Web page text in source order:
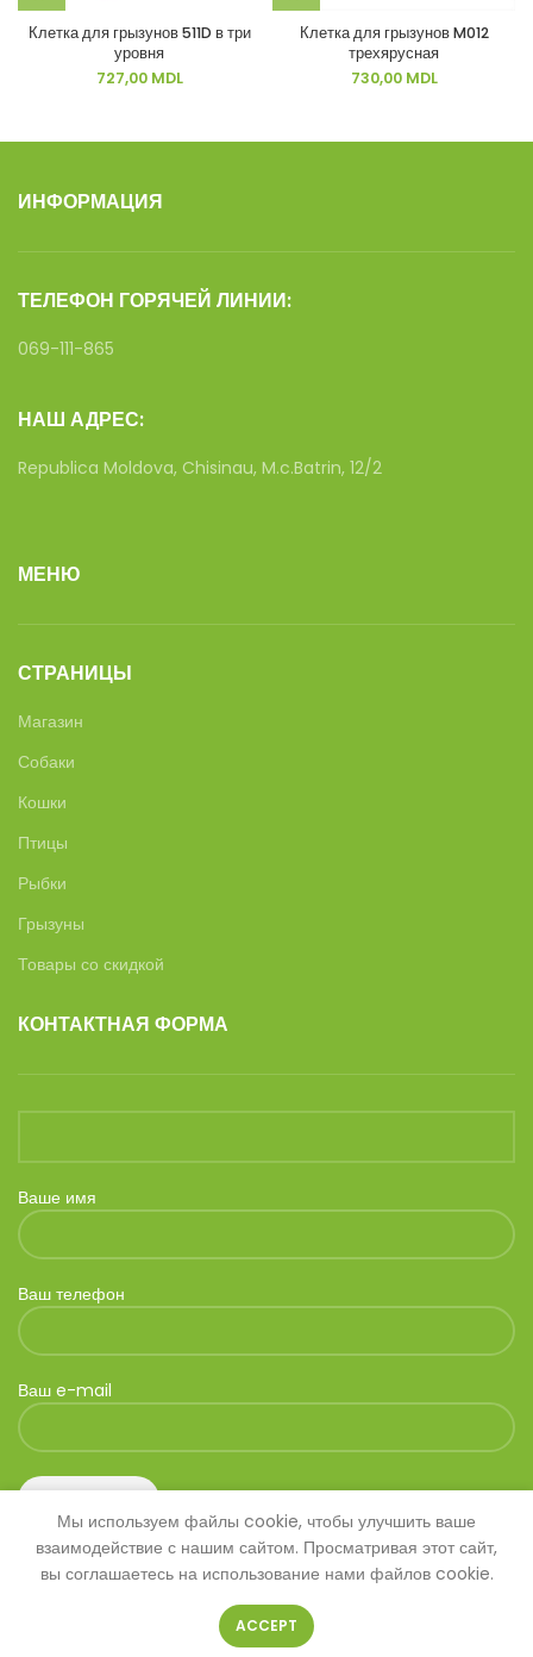
Клетка для грызунов 511D в три
уровня
727,00 MDL
Клетка для грызунов M012
трехярусная
730,00 MDL
ИНФОРМАЦИЯ
ТЕЛЕФОН ГОРЯЧЕЙ ЛИНИИ:
069-111-865
НАШ АДРЕС:
Republica Moldova, Chisinau, M.c.Batrin, 12/2
МЕНЮ
СТРАНИЦЫ
Магазин
Собаки
Кошки
Птицы
Рыбки
Грызуны
Товары со скидкой
КОНТАКТНАЯ ФОРМА
Ваше имя
Ваш телефон
Ваш e-mail
SAVANNA. Все права защищены
Мы используем файлы cookie, чтобы улучшить ваше
взаимодействие с нашим сайтом. Просматривая этот сайт,
вы соглашаетесь на использование нами файлов cookie.
ACCEPT